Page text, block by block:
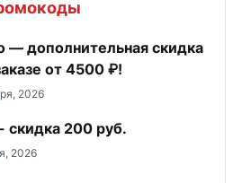
— дополнительная скидка
от 4500 ₽!
2026
скидка 200 руб.
2026